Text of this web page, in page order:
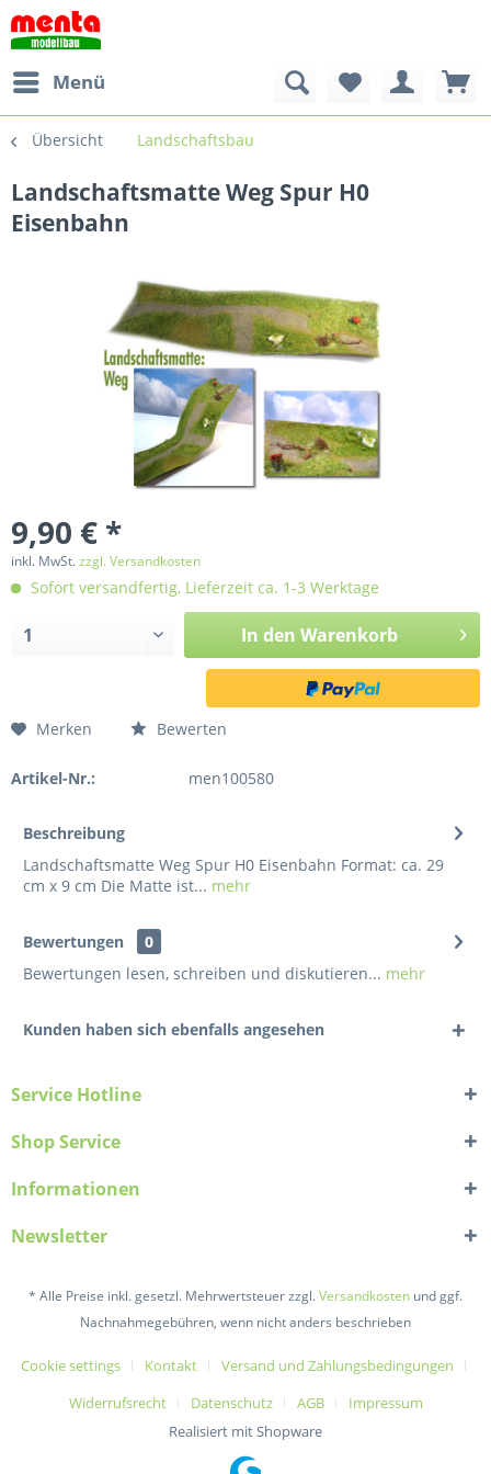
Menü
Übersicht Landschaftsbau
Landschaftsmatte Weg Spur H0
Eisenbahn
9,90 € *
inkl. MwSt.zzgl. Versandkosten
Sofort versandfertig, Lieferzeit ca. 1-3 Werktage
In den Warenkorb
Merken Bewerten
Artikel-Nr.: men100580
Beschreibung
Landschaftsmatte Weg Spur H0 Eisenbahn Format: ca. 29
cm x 9 cm Die Matte ist... mehr
Bewertungen
0
Bewertungen lesen, schreiben und diskutieren... mehr
Kunden haben sich ebenfalls angesehen
Service Hotline
Shop Service
Informationen
Newsletter
* Alle Preise inkl. gesetzl. Mehrwertsteuer zzgl.Versandkosten und ggf.
Nachnahmegebühren, wenn nicht anders beschrieben
Cookie settings Kontakt
Versand und Zahlungsbedingungen
Widerrufsrecht
Datenschutz AGB
Impressum
Realisiert mit Shopware